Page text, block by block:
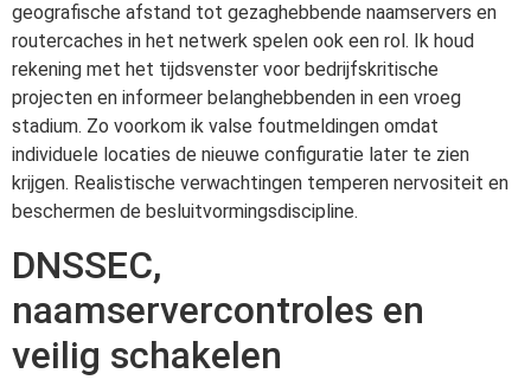
geografische afstand tot gezaghebbende naamservers en
routercaches in het netwerk spelen ook een rol. Ik houd
rekening met het tijdsvenster voor bedrijfskritische
projecten en informeer belanghebbenden in een vroeg
stadium. Zo voorkom ik valse foutmeldingen omdat
individuele locaties de nieuwe configuratie later te zien
krijgen. Realistische verwachtingen temperen nervositeit en
beschermen de besluitvormingsdiscipline.
DNSSEC,
naamservercontroles en
veilig schakelen